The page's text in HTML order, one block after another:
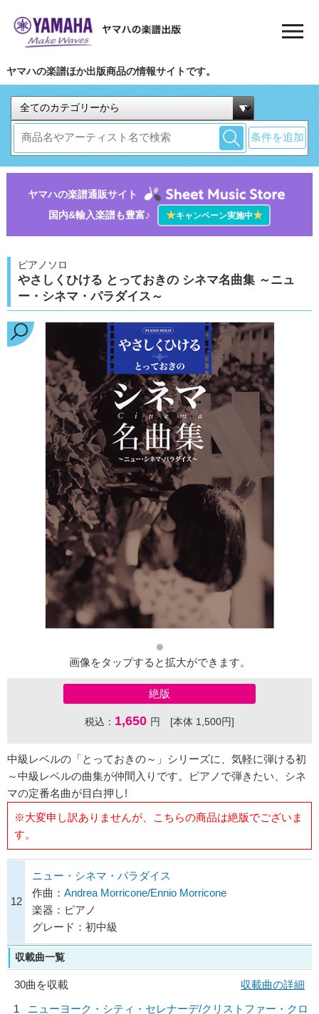
ヤマハの楽譜ほか出版商品の情報サイトです。
条件を追加
ヤマハの楽譜通販サイト
国内&輸入楽譜も豊富♪
★キャンペーン実施中★
ピアノソロ
やさしくひける とっておきの シネマ名曲集 ～ニュ
ー・シネマ・パラダイス～
画像をタップすると拡大ができます。
絶版
税込： 1,650 円 [本体 1,500円]
中級レベルの「とっておきの～」シリーズに、気軽に弾ける初
～中級レベルの曲集が仲間入りです。ピアノで弾きたい、シネ
マの定番名曲が目白押し!
※大変申し訳ありませんが、こちらの商品は絶版でございま
す。
12
ニュー・シネマ・パラダイス
作曲： Andrea Morricone/Ennio Morricone
楽器：ピアノ
グレード：初中級
収載曲一覧
30曲を収載
収載曲の詳細
1
ニューヨーク・シティ・セレナーデ/クリストファー・クロ